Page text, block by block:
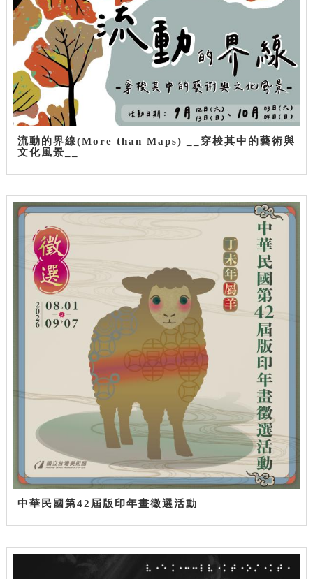
流動的界線(More than Maps) __穿梭其中的藝術與
文化風景__
中華民國第42屆版印年畫徵選活動